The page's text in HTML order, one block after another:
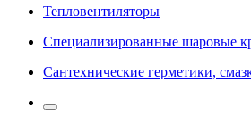
Тепловентиляторы
Специализированные шаровые
Сантехнические герметики,